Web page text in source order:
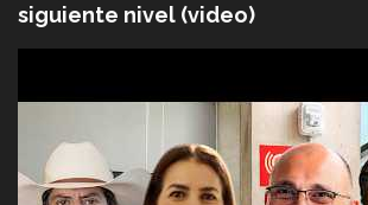
siguiente nivel (video)